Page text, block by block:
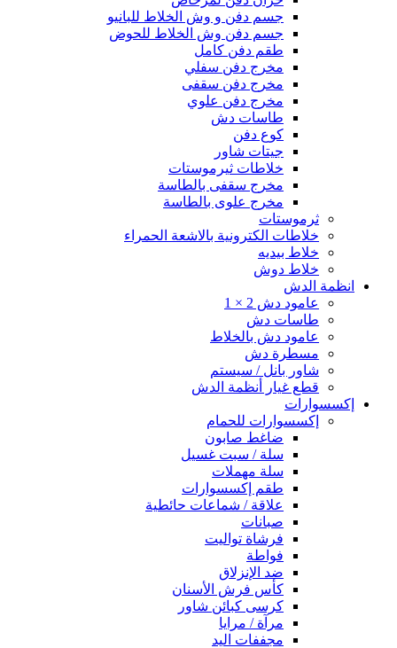
جسم دفن و وش الخلاط للبانيو
جسم دفن وش الخلاط للحوض
طقم دفن كامل
مخرج دفن سفلي
مخرج دفن سقفى
مخرج دفن علوي
طاسات دش
كوع دفن
جيتات شاور
خلاطات ثيرموستات
مخرج سقفى بالطاسة
مخرج علوى بالطاسة
ثرموستات
خلاطات الكترونية بالاشعة الحمراء
خلاط بيديه
خلاط دوش
انظمة الدش
عامود دش 2 × 1
طاسات دش
عامود دش بالخلاط
مسطرة دش
شاور بانل / سيستم
قطع غيار أنظمة الدش
إكسسوارات
إكسسوارات للحمام
ضاغط صابون
سلة / سبت غسيل
سلة مهملات
طقم إكسسوارات
علاقة / شماعات حائطية
صبانات
فرشاة تواليت
فواطة
ضد الإنزلاق
كأس فرش الأسنان
كرسى كبائن شاور
مرآة / مرايا
مجففات اليد